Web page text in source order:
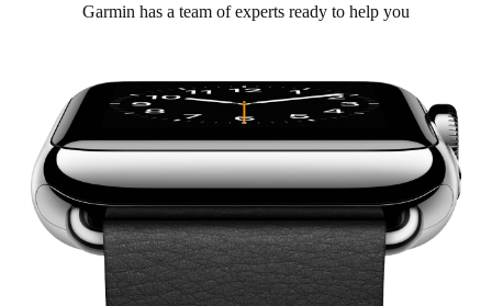
Garmin has a team of experts ready to help you